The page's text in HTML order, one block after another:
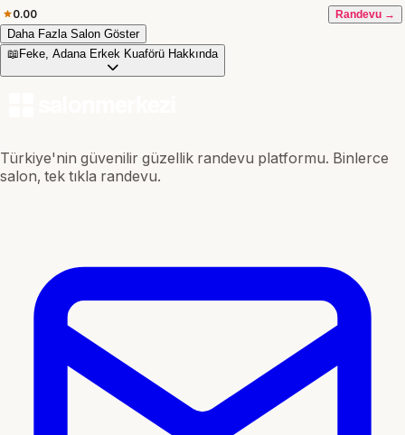
0.00 Randevu →
Daha Fazla Salon Göster
📖 Feke, Adana Erkek Kuaförü Hakkında
Türkiye'nin güvenilir güzellik randevu platformu. Binlerce
salon, tek tıkla randevu.